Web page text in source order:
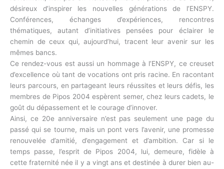
désireux d’inspirer les nouvelles générations de l’ENSPY.
Conférences, échanges d’expériences, rencontres
thématiques, autant d’initiatives pensées pour éclairer le
chemin de ceux qui, aujourd’hui, tracent leur avenir sur les
mêmes bancs.
Ce rendez-vous est aussi un hommage à l’ENSPY, ce creuset
d’excellence où tant de vocations ont pris racine. En racontant
leurs parcours, en partageant leurs réussites et leurs défis, les
membres de Pipos 2004 espèrent semer, chez leurs cadets, le
goût du dépassement et le courage d’innover.
Ainsi, ce 20e anniversaire n’est pas seulement une page du
passé qui se tourne, mais un pont vers l’avenir, une promesse
renouvelée d’amitié, d’engagement et d’ambition. Car si le
temps passe, l’esprit de Pipos 2004, lui, demeure, fidèle à
cette fraternité née il y a vingt ans et destinée à durer bien au-